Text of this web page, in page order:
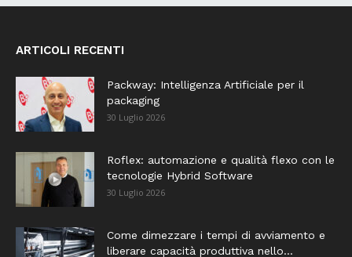
ARTICOLI RECENTI
Packway: Intelligenza Artificiale per il
packaging
30 Luglio 2026
Roflex: automazione e qualità flexo con le
tecnologie Hybrid Software
30 Luglio 2026
Come dimezzare i tempi di avviamento e
liberare capacità produttiva nello...